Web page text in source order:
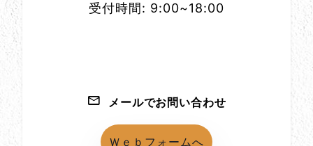
受付時間: 9:00~18:00
メールでお問い合わせ
Ｗｅｂフォームへ